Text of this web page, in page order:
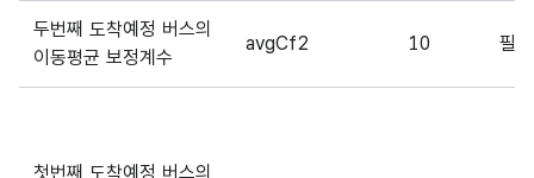
두번째 도착예정 버스의
이동평균 보정계수
avgCf2 10 필
첫번째 도착예정 버스의